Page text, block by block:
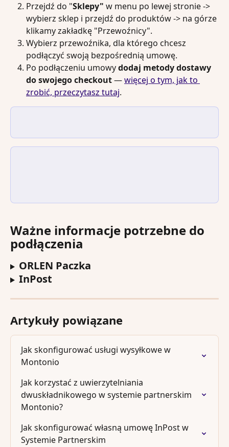
Przejdź do "Sklepy" w menu po lewej stronie ->
wybierz sklep i przejdź do produktów -> na górze
klikamy zakładkę "Przewoźnicy".
Wybierz przewoźnika, dla którego chcesz
podłączyć swoją bezpośrednią umowę.
Po podłączeniu umowy dodaj metody dostawy
do swojego checkout — więcej o tym, jak to
zrobić, przeczytasz tutaj.
Ważne informacje potrzebne do
podłączenia
ORLEN Paczka
InPost
Artykuły powiązane
Jak skonfigurować usługi wysyłkowe w
Montonio
Jak korzystać z uwierzytelniania
dwuskładnikowego w systemie partnerskim
Montonio?
Jak skonfigurować własną umowę InPost w
Systemie Partnerskim